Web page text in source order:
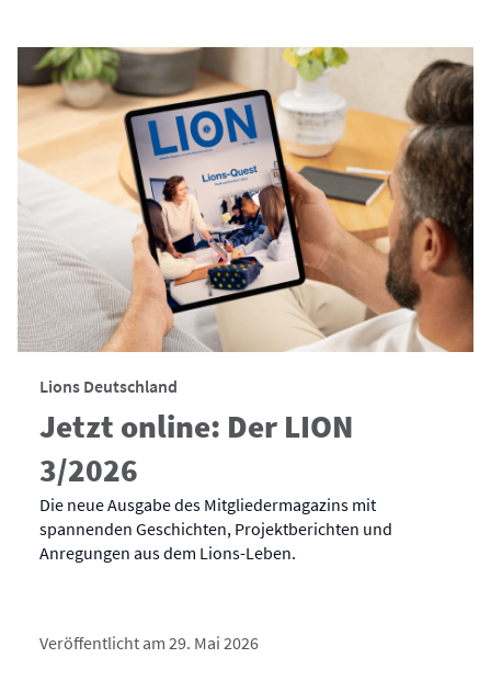
Lions Deutschland
Jetzt online: Der LION
3/2026
Die neue Ausgabe des Mitgliedermagazins mit
spannenden Geschichten, Projektberichten und
Anregungen aus dem Lions-Leben.
Veröffentlicht am 29. Mai 2026